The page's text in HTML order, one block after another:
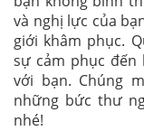
và nghị lực của
giới khâm phục.
sự cảm phục đến
với bạn. Chúng
những bức thư
nhé!